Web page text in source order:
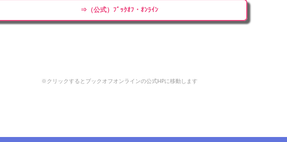
⇒（公式）ﾌﾞｯｸｵﾌ・ｵﾝﾗｲﾝ
※クリックするとブックオフオンラインの公式HPに移動します